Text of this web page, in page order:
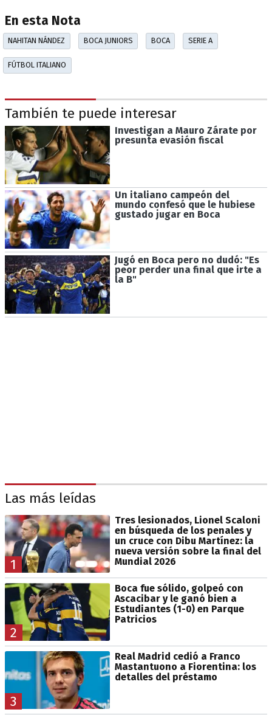
En esta Nota
NAHITAN NÁNDEZ BOCA JUNIORS BOCA SERIE A
FÚTBOL ITALIANO
También te puede interesar
Investigan a Mauro Zárate por
presunta evasión fiscal
Un italiano campeón del
mundo confesó que le hubiese
gustado jugar en Boca
Jugó en Boca pero no dudó: "Es
peor perder una final que irte a
la B"
Las más leídas
1
Tres lesionados, Lionel Scaloni
en búsqueda de los penales y
un cruce con Dibu Martínez: la
nueva versión sobre la final del
Mundial 2026
2
Boca fue sólido, golpeó con
Ascacibar y le ganó bien a
Estudiantes (1-0) en Parque
Patricios
3
Real Madrid cedió a Franco
Mastantuono a Fiorentina: los
detalles del préstamo